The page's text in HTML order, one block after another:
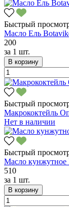
Быстрый
Масло Ель
200
за 1 шт.
В корзину
Быстрый
Макрококтейль
Нет в наличии
Быстрый
Масло кунжутное
510
за 1 шт.
В корзину